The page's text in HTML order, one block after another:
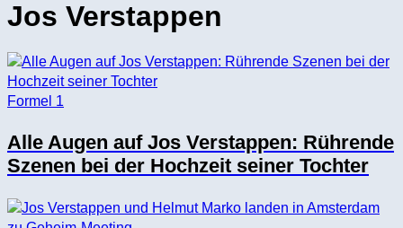
Jos Verstappen
Formel 1
Alle Augen auf Jos Verstappen: Rührende
Szenen bei der Hochzeit seiner Tochter